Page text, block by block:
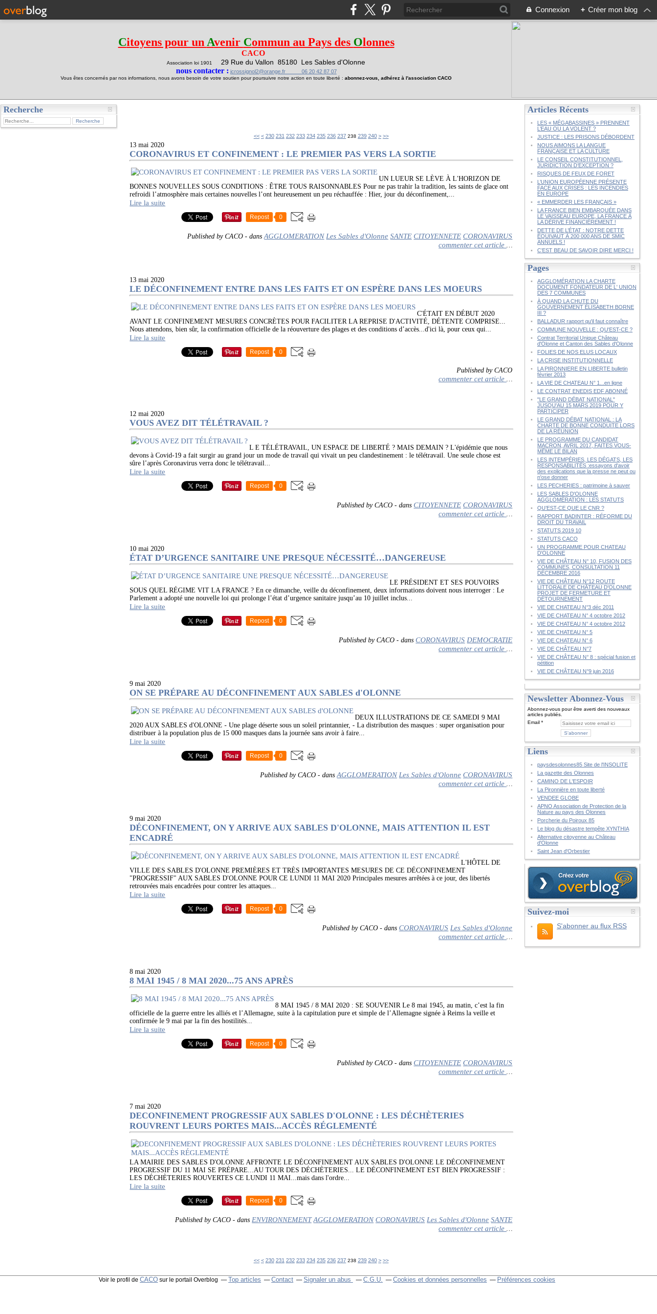
Connexion + Créer mon blog
Citoyens pour un Avenir Commun au Pays des Olonnes
CACO
Association loi 1901 29 Rue du Vallon 85180 Les Sables d'Olonne
nous contacter : jcrossignol2@orange.fr 06 20 42 87 07
Vous êtes concernés par nos informations, nous avons besoin de votre soutien pour poursuivre notre action en toute liberté : abonnez-vous, adhérez à l'association CACO
Recherche
<< < 200
210
220
230 231 232 233 234 235 236 237 238 239 240 250
260
270
280
290
300
400
500
600
700
> >>
13 mai 2020
CORONAVIRUS ET CONFINEMENT : LE PREMIER PAS VERS LA SORTIE
UN LUEUR SE LÈVE À L'HORIZON DE
BONNES NOUVELLES SOUS CONDITIONS : ÊTRE TOUS RAISONNABLES Pour ne pas trahir la tradition, les saints de glace ont
refroidi l’atmosphère mais certaines nouvelles l’ont heureusement un peu réchauffée : Hier, jour du déconfinement,...
Lire la suite
Repost 0
Published by CACO - dansAGGLOMERATION Les Sables d'Olonne SANTE CITOYENNETE CORONAVIRUS
commenter cet article …
13 mai 2020
LE DÉCONFINEMENT ENTRE DANS LES FAITS ET ON ESPÈRE DANS LES MOEURS
C'ÉTAIT EN DÉBUT 2020
AVANT LE CONFINEMENT MESURES CONCRÈTES POUR FACILITER LA REPRISE D'ACTIVITÉ, DÉTENTE COMPRISE...
Nous attendons, bien sûr, la confirmation officielle de la réouverture des plages et des conditions d’accès...d'ici là, pour ceux qui...
Lire la suite
Repost 0
Published by CACO
commenter cet article …
12 mai 2020
VOUS AVEZ DIT TÉLÉTRAVAIL ?
L E TÉLÉTRAVAIL, UN ESPACE DE LIBERTÉ ? MAIS DEMAIN ? L'épidémie que nous
devons à Covid-19 a fait surgir au grand jour un mode de travail qui vivait un peu clandestinement : le télétravail. Une seule chose est
sûre l’après Coronavirus verra donc le télétravail...
Lire la suite
Repost 0
Published by CACO - dans CITOYENNETE CORONAVIRUS
commenter cet article …
10 mai 2020
ÉTAT D’URGENCE SANITAIRE UNE PRESQUE NÉCESSITÉ…DANGEREUSE
LE PRÉSIDENT ET SES POUVOIRS
SOUS QUEL RÉGIME VIT LA FRANCE ? En ce dimanche, veille du déconfinement, deux informations doivent nous interroger : Le
Parlement a adopté une nouvelle loi qui prolonge l’état d’urgence sanitaire jusqu’au 10 juillet inclus...
Lire la suite
Repost 0
Published by CACO - dans CORONAVIRUS DEMOCRATIE
commenter cet article …
9 mai 2020
ON SE PRÉPARE AU DÉCONFINEMENT AUX SABLES d'OLONNE
DEUX ILLUSTRATIONS DE CE SAMEDI 9 MAI
2020 AUX SABLES d'OLONNE - Une plage déserte sous un soleil printannier, - La distribution des masques : super organisation pour
distribuer à la population plus de 15 000 masques dans la journée sans avoir à faire...
Lire la suite
Repost 0
Published by CACO - dansAGGLOMERATION Les Sables d'Olonne CORONAVIRUS
commenter cet article …
9 mai 2020
DÉCONFINEMENT, ON Y ARRIVE AUX SABLES D'OLONNE, MAIS ATTENTION IL EST
ENCADRÉ
L'HÔTEL DE
VILLE DES SABLES D'OLONNE PREMIÈRES ET TRÈS IMPORTANTES MESURES DE CE DÉCONFINEMENT
"PROGRESSIF" AUX SABLES D'OLONNE POUR CE LUNDI 11 MAI 2020 Principales mesures arrêtées à ce jour, des libertés
retrouvées mais encadrées pour contrer les attaques...
Lire la suite
Repost 0
Published by CACO - dans CORONAVIRUS Les Sables d'Olonne
commenter cet article …
8 mai 2020
8 MAI 1945 / 8 MAI 2020...75 ANS APRÈS
8 MAI 1945 / 8 MAI 2020 : SE SOUVENIR Le 8 mai 1945, au matin, c’est la fin
officielle de la guerre entre les alliés et l’Allemagne, suite à la capitulation pure et simple de l’Allemagne signée à Reims la veille et
confirmée le 9 mai par la fin des hostilités...
Lire la suite
Repost 0
Published by CACO - dans CITOYENNETE CORONAVIRUS
commenter cet article …
7 mai 2020
DECONFINEMENT PROGRESSIF AUX SABLES D'OLONNE : LES DÉCHÈTERIES
ROUVRENT LEURS PORTES MAIS...ACCÈS RÉGLEMENTÉ
LA MAIRIE DES SABLES D'OLONNE AFFRONTE LE DÉCONFINEMENT AUX SABLES D'OLONNE LE DÉCONFINEMENT
PROGRESSIF DU 11 MAI SE PRÉPARE...AU TOUR DES DÉCHÈTERIES... LE DÉCONFINEMENT EST BIEN PROGRESSIF :
LES DÉCHÈTERIES ROUVERTES CE LUNDI 11 MAI...mais dans l'ordre...
Lire la suite
Repost 0
Published by CACO - dansENVIRONNEMENT AGGLOMERATION CORONAVIRUS Les Sables d'Olonne SANTE
commenter cet article …
<< < 200
210
220
230 231 232 233 234 235 236 237 238 239 240 250
260
270
280
290
300
400
500
600
700
> >>
Articles Récents
LES « MÉGABASSINES » PRENNENT
L’EAU OU LA VOLENT ?
JUSTICE : LES PRISONS DÉBORDENT
NOUS AIMONS LA LANGUE
FRANÇAISE ET LA CULTURE
LE CONSEIL CONSTITUTIONNEL,
JURIDICTION D’EXCEPTION ?
RISQUES DE FEUX DE FORET
L’UNION EUROPÉENNE PRÉSENTE
FACE AUX CRISES : LES INCENDIES
EN EUROPE
« EMMERDER LES FRANÇAIS »
LA FRANCE BIEN EMBARQUÉE DANS
LE VAISSEAU EUROPE, LA FRANCE À
LA DÉRIVE FINANCIÈREMENT !
DETTE DE L’ÉTAT : NOTRE DETTE
ÉQUIVAUT À 200 000 ANS DE SMIC
ANNUELS !
C’EST BEAU DE SAVOIR DIRE MERCI !
Pages
AGGLOMÉRATION LA CHARTE
DOCUMENT FONDATEUR DE L' UNION
DES 7 COMMUNES
À QUAND LA CHUTE DU
GOUVERNEMENT ÉLISABETH BORNE
III ?
BALLADUR rapport qu'il faut connaître
COMMUNE NOUVELLE : QU'EST-CE ?
Contrat Territorial Unique Château
d'Olonne et Canton des Sables d'Olonne
FOLIES DE NOS ELUS LOCAUX
LA CRISE INSTITUTIONNELLE
LA PIRONNIERE EN LIBERTE bulletin
février 2013
LA VIE DE CHATEAU N° 1...en ligne
LE CONTRAT ENEDIS EDF ABONNÉ
"LE GRAND DÉBAT NATIONAL"
JUSQU'AU 15 MARS 2019 POUR Y
PARTICIPER
LE GRAND DÉBAT NATIONAL : LA
CHARTE DE BONNE CONDUITE LORS
DE LA RÉUNION
LE PROGRAMME DU CANDIDAT
MACRON, AVRIL 2017, FAITES VOUS-
MÊME LE BILAN
LES INTEMPÉRIES, LES DÉGATS, LES
RESPONSABILITÉS :essayons d'avoir
des explications que la presse ne peut ou
n'ose donner
LES PECHERIES : patrimoine à sauver
LES SABLES D'OLONNE
AGGLOMÉRATION : LES STATUTS
QU’EST-CE QUE LE CNR ?
RAPPORT BADINTER : RÉFORME DU
DROIT DU TRAVAIL
STATUTS 2019 10
STATUTS CACO
UN PROGRAMME POUR CHATEAU
D'OLONNE
VIE DE CHÂTEAU N° 10, FUSION DES
COMMUNES, CONSULTATION 11
DÉCEMBRE 2016
VIE DE CHÂTEAU N°12 ROUTE
LITTORALE DE CHÂTEAU D'OLONNE
PROJET DE FERMETURE ET
DÉTOURNEMENT
VIE DE CHATEAU N°3 déc 2011
VIE DE CHATEAU N° 4 octobre 2012
VIE DE CHATEAU N° 4 octobre 2012
VIE DE CHATEAU N° 5
VIE DE CHATEAU N° 6
VIE DE CHÂTEAU N°7
VIE DE CHÂTEAU N° 8 : spécial fusion et
pétition
VIE DE CHÂTEAU N°9 juin 2016
Newsletter Abonnez-Vous
Abonnez-vous pour être averti des nouveaux
articles publiés.
Email
Liens
paysdesolonnes85 Site de l'INSOLITE
La gazette des Olonnes
CAMINO DE L'ESPOIR
La Pironnière en toute liberté
VENDEE GLOBE
APNO Association de Protection de la
Nature au pays des Olonnes
Porcherie du Poiroux 85
Le blog du désastre tempête XYNTHIA
Alternative citoyenne au Château
d'Olonne
Saint Jean d'Orbestier
Suivez-moi
S'abonner au flux RSS
Voir le profil de CACO sur le portail Overblog Top articles Contact Signaler un abus C.G.U. Cookies et données personnelles Préférences cookies